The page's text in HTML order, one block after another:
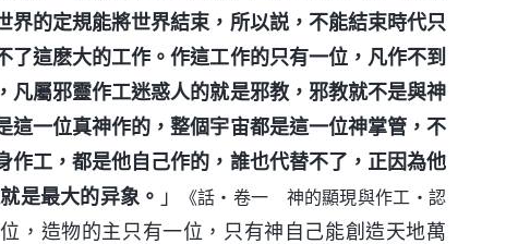
的定規能將世界結束，所以説，不能結束時代只
這麽大的工作。作這工作的只有一位，凡作不到
屬邪靈作工迷惑人的就是邪教，邪教就不是與神
一位真神作的，整個宇宙都是這一位神掌管，不
工，都是他自己作的，誰也代替不了，正因為他
是最大的异象。 」
《話・卷一 神的顯現與作工・認
，造物的主只有一位，只有神自己能創造天地萬